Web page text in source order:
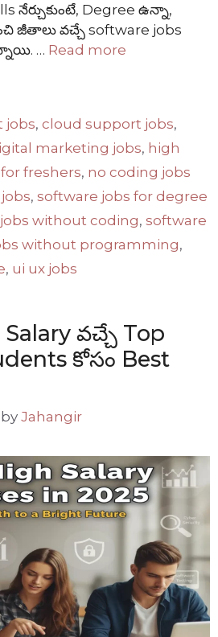
నేర్చుకుంటే, Degree ఉన్నా,
వచ్చే software jobs
… Read more
jobs,cloud support jobs,
marketing jobs, high
freshers, no coding jobs
, software jobs for degree
without coding, software
without programming,
, ui ux jobs
వచ్చే Top
కోసం Best
by Jahangir